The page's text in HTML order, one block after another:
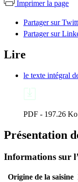
Imprimer la page
Partager sur
Partager sur
Lire
le texte intégral
PDF - 197.26
Présentation
Informations sur
Origine de la saisine